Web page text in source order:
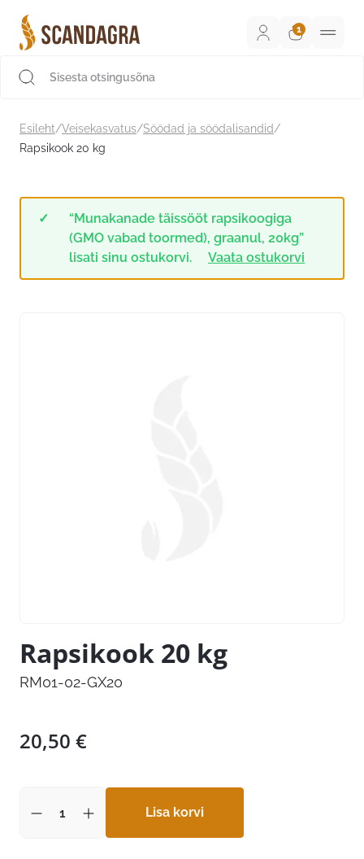
sisu
juurde
Esileht/Veisekasvatus/Söödad ja söödalisandid/
Rapsikook 20 kg
“Munakanade täissööt rapsikoogiga
(GMO vabad toormed), graanul, 20kg”
lisati sinu ostukorvi.
Vaata ostukorvi
Rapsikook 20 kg
RM01-02-GX20
20,50 €
Lisa korvi